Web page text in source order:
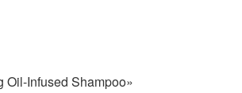
Oil-Infused Shampoo»